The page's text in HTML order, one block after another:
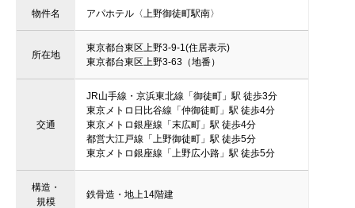
物件名 アパホテル〈上野御徒町駅南〉
所在地
東京都台東区上野3-9-1(住居表示)
東京都台東区上野3-63（地番）
交通
JR山手線・京浜東北線「御徒町」駅 徒歩3分
東京メトロ日比谷線「仲御徒町」駅 徒歩4分
東京メトロ銀座線「末広町」駅 徒歩4分
都営大江戸線「上野御徒町」駅 徒歩5分
東京メトロ銀座線「上野広小路」駅 徒歩5分
構造・
規模
鉄骨造・地上14階建